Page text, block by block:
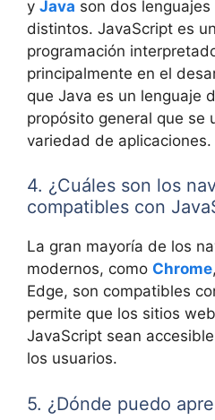
y Java son dos
distintos. JavaScript es
programación
principalmente en el
que Java es un lenguaje
propósito general que se
variedad de aplicaciones.
4. ¿Cuáles son los
compatibles con
La gran mayoría de los
modernos, como Chrome
Edge, son compatibles
permite que los sitios
JavaScript sean
los usuarios.
5. ¿Dónde puedo